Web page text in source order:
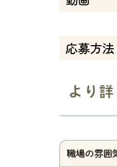
応募方